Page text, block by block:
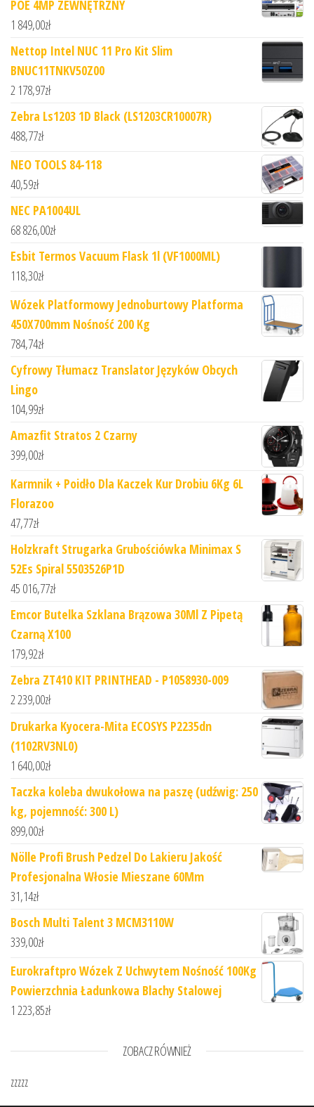
POE 4MP ZEWNĘTRZNY
1 849,00zł
Nettop Intel NUC 11 Pro Kit Slim
BNUC11TNKV50Z00
2 178,97zł
Zebra Ls1203 1D Black (LS1203CR10007R)
488,77zł
NEO TOOLS 84-118
40,59zł
NEC PA1004UL
68 826,00zł
Esbit Termos Vacuum Flask 1l (VF1000ML)
118,30zł
Wózek Platformowy Jednoburtowy Platforma
450X700mm Nośność 200 Kg
784,74zł
Cyfrowy Tłumacz Translator Języków Obcych
Lingo
104,99zł
Amazfit Stratos 2 Czarny
399,00zł
Karmnik + Poidło Dla Kaczek Kur Drobiu 6Kg 6L
Florazoo
47,77zł
Holzkraft Strugarka Grubościówka Minimax S
52Es Spiral 5503526P1D
45 016,77zł
Emcor Butelka Szklana Brązowa 30Ml Z Pipetą
Czarną X100
179,92zł
Zebra ZT410 KIT PRINTHEAD - P1058930-009
2 239,00zł
Drukarka Kyocera-Mita ECOSYS P2235dn
(1102RV3NL0)
1 640,00zł
Taczka koleba dwukołowa na paszę (udźwig: 250
kg, pojemność: 300 L)
899,00zł
Nölle Profi Brush Pedzel Do Lakieru Jakość
Profesjonalna Włosie Mieszane 60Mm
31,14zł
Bosch Multi Talent 3 MCM3110W
339,00zł
Eurokraftpro Wózek Z Uchwytem Nośność 100Kg
Powierzchnia Ładunkowa Blachy Stalowej
1 223,85zł
ZOBACZ RÓWNIEŻ
zzzzz